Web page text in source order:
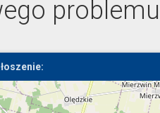
problemu